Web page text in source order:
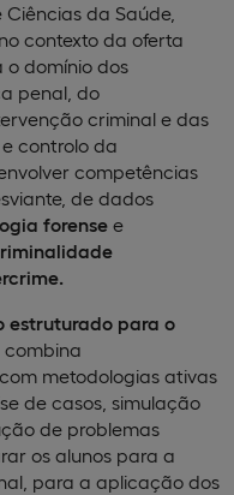
da Saúde,
contexto da oferta
o domínio dos
penal, do
criminal e das
controlo da
competências
de dados
forense e
estruturado para o
combina
metodologias ativas
de casos, simulação
de problemas
os alunos para a
para a aplicação dos